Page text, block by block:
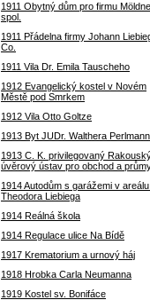
1911 Obytný dům pro firmu
spol.
1911 Přádelna firmy Johann
Co.
1911 Vila Dr. Emila Tauscheho
1912 Evangelický kostel v Novém
Městě pod Smrkem
1912 Vila Otto Goltze
1913 Byt JUDr. Walthera
1913 C. K. privilegovaný
úvěrový ústav pro obchod a
1914 Autodům s garážemi v
Theodora Liebiega
1914 Reálná škola
1914 Regulace ulice Na Bídě
1917 Krematorium a urnový háj
1918 Hrobka Carla Neumanna
1919 Kostel sv. Bonifáce